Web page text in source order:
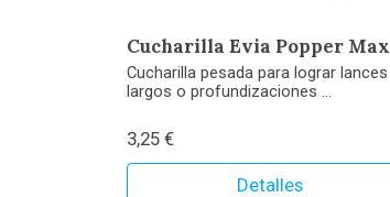
Cucharilla Evia Popper Max
Cucharilla pesada para lograr lances
largos o profundizaciones ...
3,25 €
Detalles